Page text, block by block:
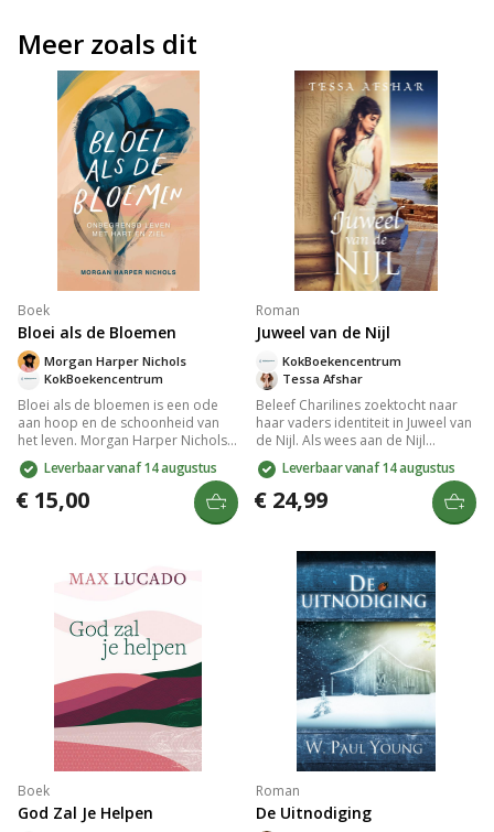
Meer zoals dit
Boek
Bloei als de Bloemen
KokBoekencentrum
Morgan Harper Nichols
Bloei als de bloemen is een ode
aan hoop en de schoonheid van
het leven. Morgan Harper Nichols
biedt poëtische teksten die
inspireren en troost bieden in
moeilijke tijden. Met een perfecte
mix van emotionele diepgang en
visuele elementen nodigt dit boek
waardevol cadeau voor jezelf of je
Leverbaar vanaf 14 augustus
€ 15,00
Roman
Juweel van de Nijl
Tessa Afshar
KokBoekencentrum
Beleef Charilines zoektocht naar
haar vaders identiteit in Juweel van
de Nijl. Als wees aan de Nijl
ontmoet ze de apostel Fillippus en
reist ze als verstekeling naar Rome.
Ontdek de geheimen van haar
afkomst in een verhaal vol mysterie
en geloof. Perfect voor liefhebbers
Leverbaar vanaf 14 augustus
€ 24,99
Boek
God Zal Je Helpen
Roman
De Uitnodiging